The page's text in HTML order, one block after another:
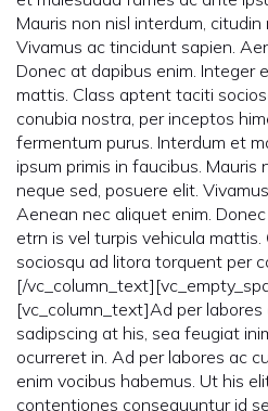
Mauris non nisl interdum,
Vivamus ac tincidunt sapien.
Donec at dapibus enim. Integer
mattis. Class aptent taciti
conubia nostra, per inceptos
fermentum purus. Interdum et
ipsum primis in faucibus. Mauris
neque sed, posuere elit.
Aenean nec aliquet enim.
etrn is vel turpis vehicula
sociosqu ad litora torquent per
[/
[vc_column_text]Ad per
sadipscing at his, sea feugiat
ocurreret in. Ad per labores ac
enim vocibus habemus. Ut his
contentiones consequuntur id